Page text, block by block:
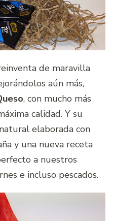
de maravilla
aún más,
, con mucho más
calidad. Y su
elaborada con
y una nueva receta
a nuestros
e incluso pescados.